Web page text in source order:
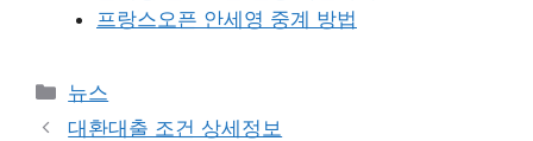
프랑스오픈 안세영 중계 방법
카
테
뉴스
대환대출 조건 상세정보